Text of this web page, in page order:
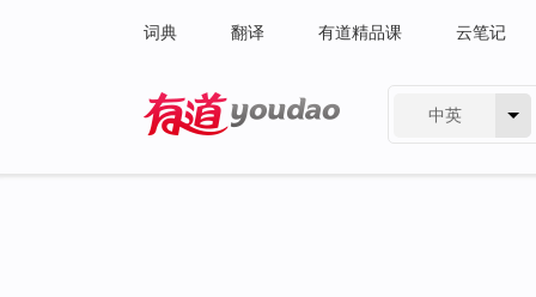
词典 翻译 有道精品课 云笔记
中英